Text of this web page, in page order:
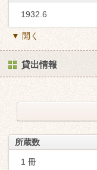
1932.6
▼ 開く
貸出情報
所蔵数
1 冊